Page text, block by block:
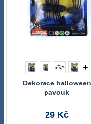
+
Dekorace halloween
pavouk
29 Kč